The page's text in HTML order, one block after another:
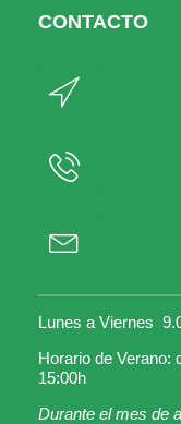
CONTACTO
Lunes a Viernes
Horario de Verano:
15:00h
Durante el mes de